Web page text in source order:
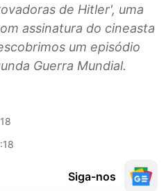
de Hitler', uma
assinatura do cineasta
um episódio
Guerra Mundial.
Siga-nos